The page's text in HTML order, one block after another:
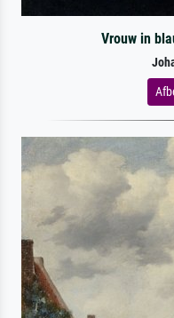
Vrouw in